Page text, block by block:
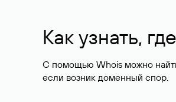
Как узнать,
С помощью Whois можно
если возник доменный спор.